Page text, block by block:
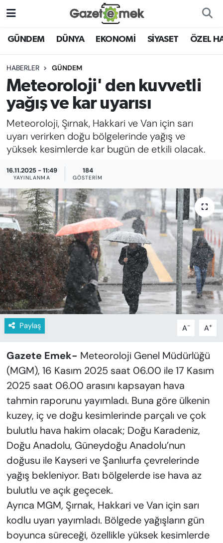
GÜNDEM DÜNYA EKONOMİ SİYASET ÖZEL
HABERLER GÜNDEM
Meteoroloji' den kuvvetli
yağış ve kar uyarısı
Meteoroloji, Şırnak, Hakkari ve Van için sarı
uyarı verirken doğu bölgelerinde yağış ve
yüksek kesimlerde kar bugün de etkili olacak.
16.11.2025 - 11:49
YAYINLANMA
184
GÖSTERIM
Paylaş A- A+
Gazete Emek- Meteoroloji Genel Müdürlüğü
(MGM), 16 Kasım 2025 saat 06.00 ile 17 Kasım
2025 saat 06.00 arasını kapsayan hava
tahmin raporunu yayımladı. Buna göre ülkenin
kuzey, iç ve doğu kesimlerinde parçalı ve çok
bulutlu hava hakim olacak; Doğu Karadeniz,
Doğu Anadolu, Güneydoğu Anadolu’nun
doğusu ile Kayseri ve Şanlıurfa çevrelerinde
yağış bekleniyor. Batı bölgelerde ise hava az
bulutlu ve açık geçecek.
Ayrıca MGM, Şırnak, Hakkari ve Van için sarı
kodlu uyarı yayımladı. Bölgede yağışların gün
boyunca süreceği, özellikle yüksek kesimlerde
DÜNYA
EKONOMİ
EMEK HABERLERİ
YENİ MEDYADA EMEK
GAZETECİLİĞİNİ GELİŞTİRMEK
FAYDALI BİLGİLER
GÜNDEM
EĞİTİM
KADIN
SAĞLIK
SPOR
KÜLTÜR-SANAT
MAGAZİN
ÖZEL HABER
YAZAR KÖŞESİ
SİYASET
VAN VE DİYARBAKIR HABERLERİ
Nöbetçi Eczaneler
Hava Durumu
İstanbul Namaz Vakitleri
Trafik Durumu
Süper Lig Puan Durumu ve Fikstür
Tüm Manşetler
Son Dakika Haberleri
Haber Arşivi